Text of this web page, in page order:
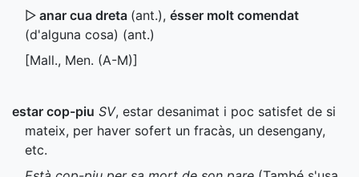
▷ anar cua dreta (ant.), ésser molt comendat
(d'alguna cosa) (ant.)
[Mall., Men. (A-M)]
estar cop-piu SV, estar desanimat i poc satisfet de si
mateix, per haver sofert un fracàs, un desengany,
etc.